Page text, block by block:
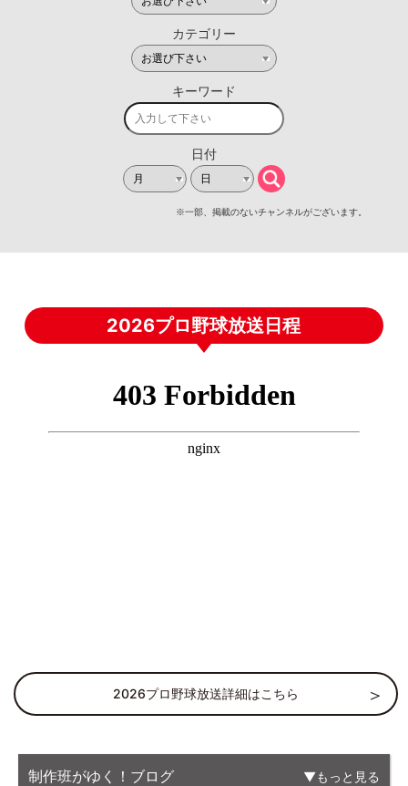
2026プロ野球放送日程
2026プロ野球放送詳細はこちら
制作班がゆく！ブログ もっと見る